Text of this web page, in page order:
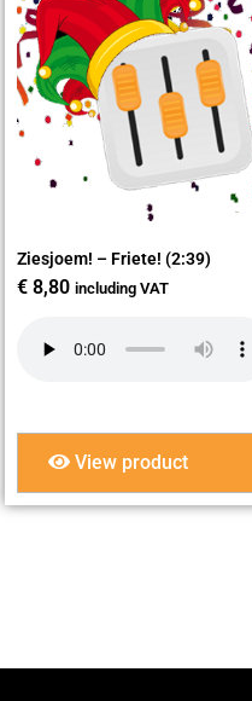
Ziesjoem! – Friete! (2:39)
€ 8,80 including VAT
View product